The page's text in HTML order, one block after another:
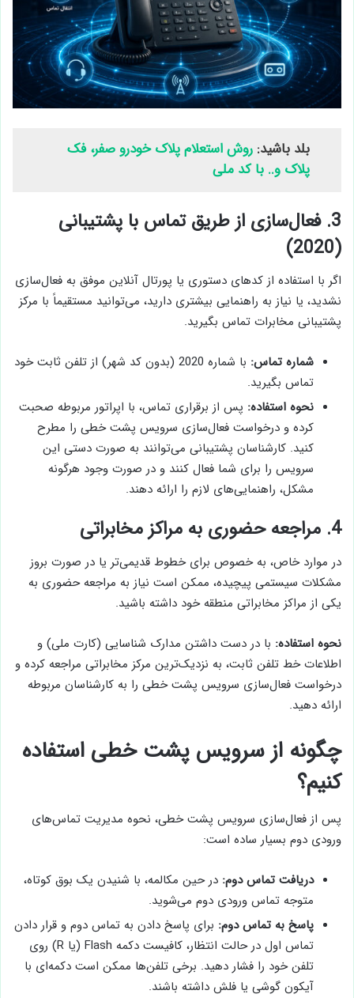
بلد باشید: روش استعلام پلاک خودرو صفر، فک
پلاک و.. با کد ملی
3. فعال‌سازی از طریق تماس با پشتیبانی
(2020)
اگر با استفاده از کدهای دستوری یا پورتال آنلاین موفق به فعال‌سازی
نشدید، یا نیاز به راهنمایی بیشتری دارید، می‌توانید مستقیماً با مرکز
پشتیبانی مخابرات تماس بگیرید.
شماره تماس:
با شماره 2020 (بدون کد شهر) از تلفن ثابت خود
تماس بگیرید.
نحوه استفاده: پس از برقراری تماس، با اپراتور مربوطه صحبت
کرده و درخواست فعال‌سازی سرویس پشت خطی را مطرح
کنید. کارشناسان پشتیبانی می‌توانند به صورت دستی این
سرویس را برای شما فعال کنند و در صورت وجود هرگونه
مشکل، راهنمایی‌های لازم را ارائه دهند.
4. مراجعه حضوری به مراکز مخابراتی
در موارد خاص، به خصوص برای خطوط قدیمی‌تر یا در صورت بروز
مشکلات سیستمی پیچیده، ممکن است نیاز به مراجعه حضوری به
یکی از مراکز مخابراتی منطقه خود داشته باشید.
نحوه استفاده: با در دست داشتن مدارک شناسایی (کارت ملی) و
اطلاعات خط تلفن ثابت، به نزدیک‌ترین مرکز مخابراتی مراجعه کرده و
درخواست فعال‌سازی سرویس پشت خطی را به کارشناسان مربوطه
ارائه دهید.
چگونه از سرویس پشت خطی استفاده
کنیم؟
پس از فعال‌سازی سرویس پشت خطی، نحوه مدیریت تماس‌های
ورودی دوم بسیار ساده است:
دریافت تماس دوم: در حین مکالمه، با شنیدن یک بوق کوتاه،
متوجه تماس ورودی دوم می‌شوید.
پاسخ به تماس دوم: برای پاسخ دادن به تماس دوم و قرار دادن
تماس اول در حالت انتظار، کافیست دکمه Flash (یا R) روی
تلفن خود را فشار دهید. برخی تلفن‌ها ممکن است دکمه‌ای با
آیکون گوشی یا فلش داشته باشند.